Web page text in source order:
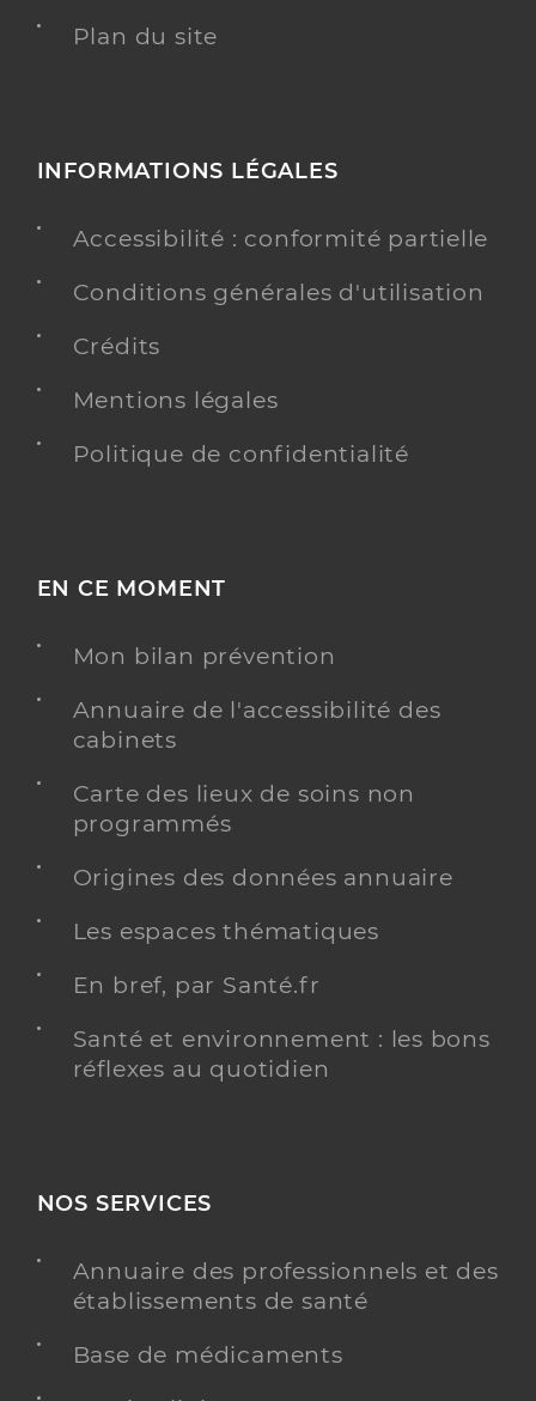
Plan du site
INFORMATIONS LÉGALES
Accessibilité : conformité partielle
Conditions générales d'utilisation
Crédits
Mentions légales
Politique de confidentialité
EN CE MOMENT
Mon bilan prévention
Annuaire de l'accessibilité des
cabinets
Carte des lieux de soins non
programmés
Origines des données annuaire
Les espaces thématiques
En bref, par Santé.fr
Santé et environnement : les bons
réflexes au quotidien
NOS SERVICES
Annuaire des professionnels et des
établissements de santé
Base de médicaments